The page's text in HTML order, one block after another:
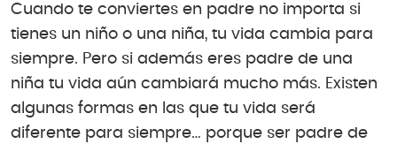
Cuando te conviertes en padre no importa si
tienes un niño o una niña, tu vida cambia para
siempre. Pero si además eres padre de una
niña tu vida aún cambiará mucho más. Existen
algunas formas en las que tu vida será
diferente para siempre… porque ser padre de